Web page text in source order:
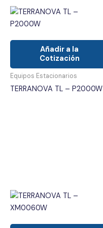
Añadir a la
Cotización
Equipos Estacionarios
TERRANOVA TL – P2000W